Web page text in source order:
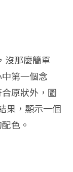
沒那麼簡單
第一個念
原狀外，圖
果，顯示一個
色。